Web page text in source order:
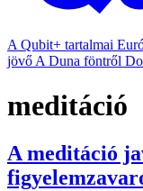
A Qubit+ tartalmai
jövő A Duna föntről
meditáció
A meditáció